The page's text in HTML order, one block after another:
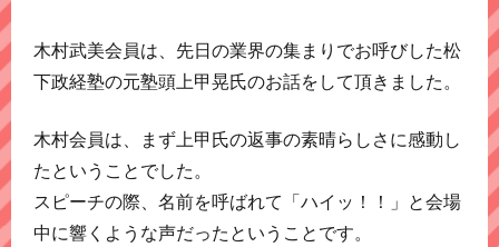
木村武美会員は、先日の業界の集まりでお呼びした松
下政経塾の元塾頭上甲晃氏のお話をして頂きました。
木村会員は、まず上甲氏の返事の素晴らしさに感動し
たということでした。
スピーチの際、名前を呼ばれて「ハイッ！！」と会場
中に響くような声だったということです。